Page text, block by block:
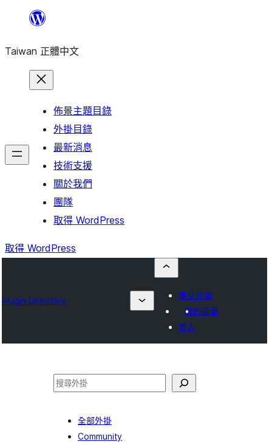
主
Taiwan 正體中文
佈景主題目錄
外掛目錄
最新消息
技術支援
關於我們
團隊
取得 WordPress
取得 WordPress
Plugin Directory
提交外掛
我的最愛
登入
搜
全部外掛
Community